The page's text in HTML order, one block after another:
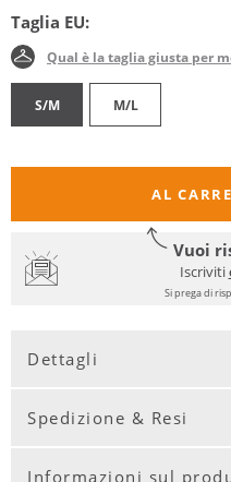
Taglia EU:
Qual è la taglia giusta per
S/M M/L
AL
Vuoi
Iscriviti
Si prega di
Dettagli
Spedizione & Resi
Informazioni sul